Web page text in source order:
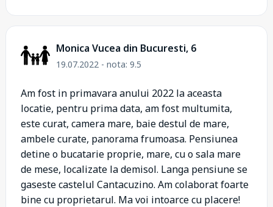
Monica Vucea din Bucuresti, 6
19.07.2022 - nota: 9.5
Am fost in primavara anului 2022 la aceasta
locatie, pentru prima data, am fost multumita,
este curat, camera mare, baie destul de mare,
ambele curate, panorama frumoasa. Pensiunea
detine o bucatarie proprie, mare, cu o sala mare
de mese, localizate la demisol. Langa pensiune se
gaseste castelul Cantacuzino. Am colaborat foarte
bine cu proprietarul. Ma voi intoarce cu placere!